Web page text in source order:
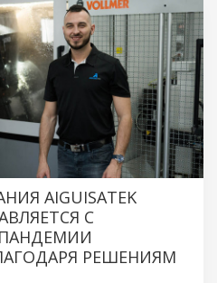
AIGUISATEK
С
РЕШЕНИЯМ